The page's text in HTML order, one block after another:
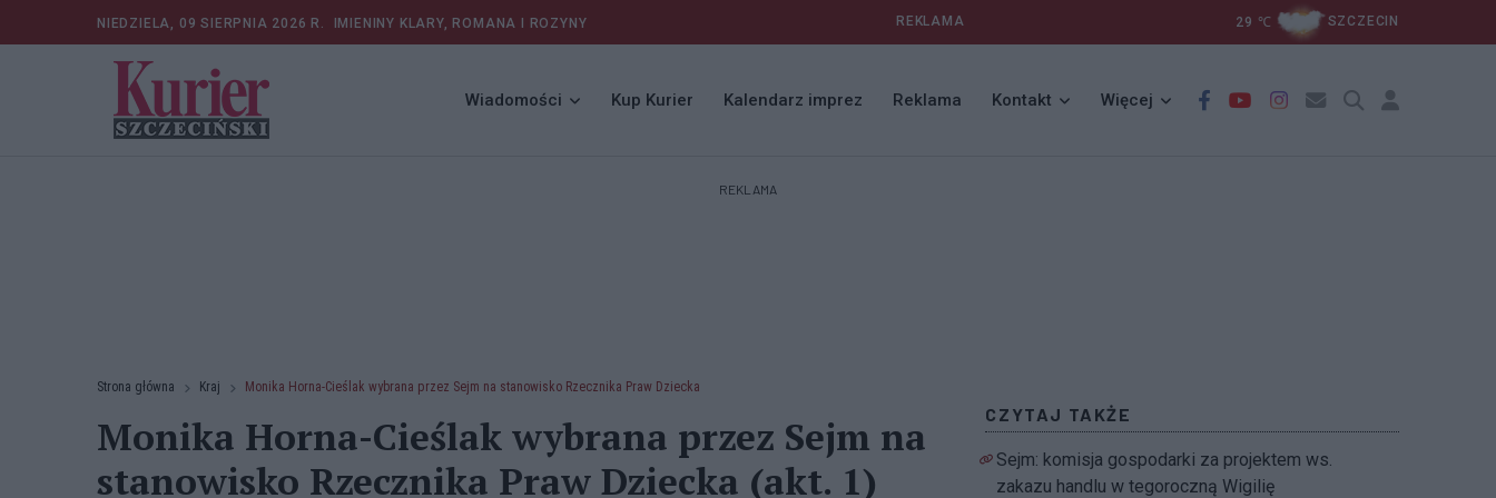
NIEDZIELA, 09 SIERPNIA 2026 R. IMIENINY KLARY, ROMANA I ROZYNY REKLAMA 29 ℃ SZCZECIN
Wiadomości Kup Kurier Kalendarz imprez Reklama Kontakt Więcej
REKLAMA
Strona główna Kraj Monika Horna-Cieślak wybrana przez Sejm na stanowisko Rzecznika Praw Dziecka
Monika Horna-Cieślak wybrana przez Sejm na
stanowisko Rzecznika Praw Dziecka (akt. 1)
CZYTAJ TAKŻE
Sejm: komisja gospodarki za projektem ws.
zakazu handlu w tegoroczną Wigilię